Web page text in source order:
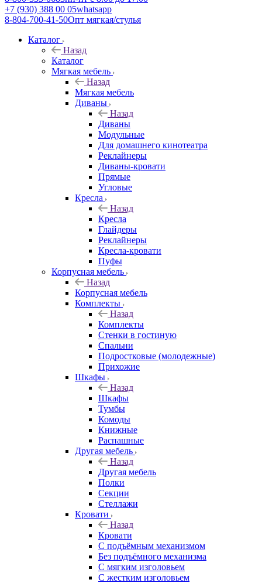
+7 (930) 388 00 05whatsapp
8-804-700-41-50Опт мягкая/стулья
Каталог
Назад
Каталог
Мягкая мебель
Назад
Мягкая мебель
Диваны
Назад
Диваны
Модульные
Для домашнего кинотеатра
Реклайнеры
Диваны-кровати
Прямые
Угловые
Кресла
Назад
Кресла
Глайдеры
Реклайнеры
Кресла-кровати
Пуфы
Корпусная мебель
Назад
Корпусная мебель
Комплекты
Назад
Комплекты
Стенки в гостиную
Спальни
Подростковые (молодежные)
Прихожие
Шкафы
Назад
Шкафы
Тумбы
Комоды
Книжные
Распашные
Другая мебель
Назад
Другая мебель
Полки
Секции
Стеллажи
Кровати
Назад
Кровати
С подъёмным механизмом
Без подъёмного механизма
С мягким изголовьем
С жестким изголовьем